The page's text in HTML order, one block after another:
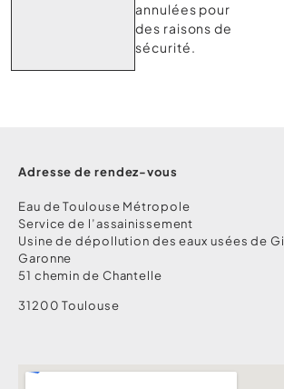
annulées pour
des raisons de
sécurité.
Adresse de rendez-vous
Eau de Toulouse Métropole
Service de l’assainissement
Usine de dépollution des eaux usées de
Garonne
51 chemin de Chantelle
31200 Toulouse